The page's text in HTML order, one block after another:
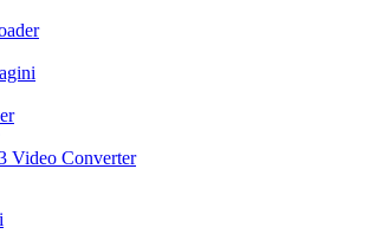
Video Converter